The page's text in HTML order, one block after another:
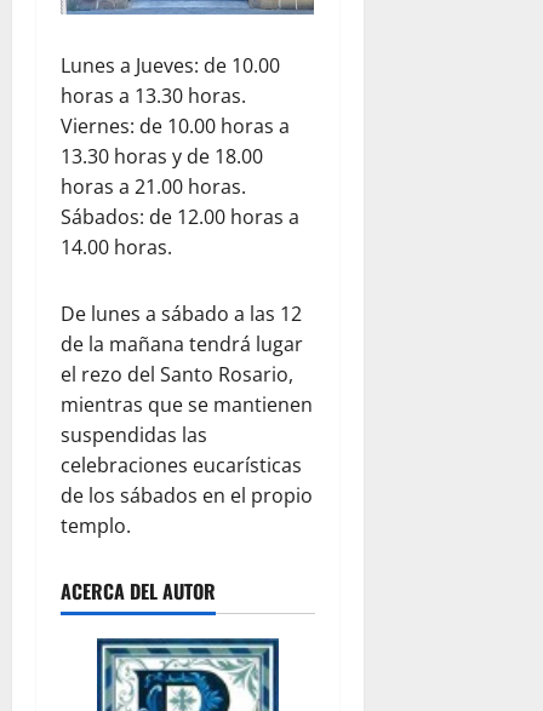
Lunes a Jueves: de 10.00
horas a 13.30 horas.
Viernes: de 10.00 horas a
13.30 horas y de 18.00
horas a 21.00 horas.
Sábados: de 12.00 horas a
14.00 horas.
De lunes a sábado a las 12
de la mañana tendrá lugar
el rezo del Santo Rosario,
mientras que se mantienen
suspendidas las
celebraciones eucarísticas
de los sábados en el propio
templo.
ACERCA DEL AUTOR